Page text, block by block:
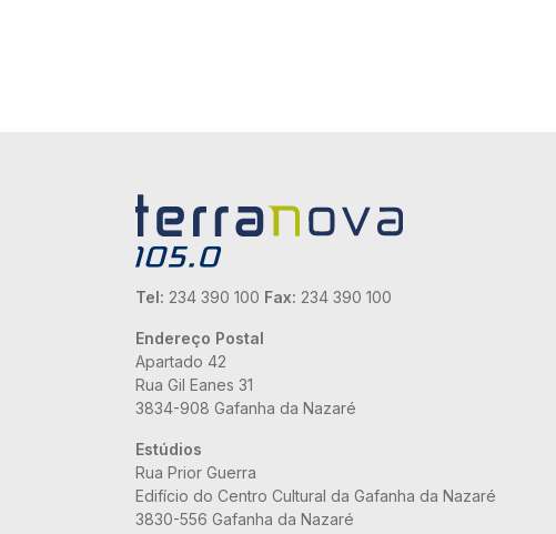
Tel: 234 390 100 Fax: 234 390 100
Endereço Postal
Apartado 42
Rua Gil Eanes 31
3834-908 Gafanha da Nazaré
Estúdios
Rua Prior Guerra
Edifício do Centro Cultural da Gafanha da Nazaré
3830-556 Gafanha da Nazaré